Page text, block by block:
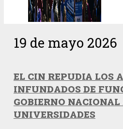
19 de mayo 2026
EL CIN REPUDIA LOS
INFUNDADOS DE
GOBIERNO
UNIVERSIDADES